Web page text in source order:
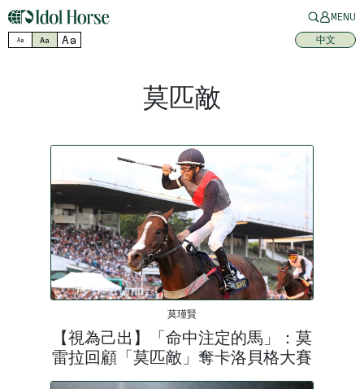
MENU
Aa Aa Aa 中文
莫匹敵
莫瑾賢
【視為己出】「命中注定的馬」：莫
雷拉回顧「莫匹敵」奪卡洛貝格大賽